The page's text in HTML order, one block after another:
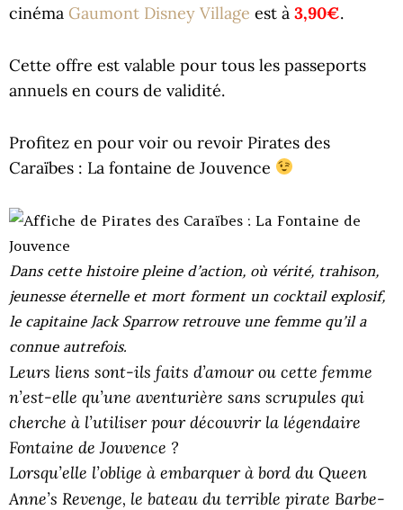
cinéma Gaumont Disney Village est à 3,90€.
Cette offre est valable pour tous les passeports
annuels en cours de validité.
Profitez en pour voir ou revoir Pirates des
Caraïbes : La fontaine de Jouvence
Dans cette histoire pleine d’action, où vérité, trahison,
jeunesse éternelle et mort forment un cocktail explosif,
le capitaine Jack Sparrow retrouve une femme qu’il a
connue autrefois.
Leurs liens sont-ils faits d’amour ou cette femme
n’est-elle qu’une aventurière sans scrupules qui
cherche à l’utiliser pour découvrir la légendaire
Fontaine de Jouvence ?
Lorsqu’elle l’oblige à embarquer à bord du Queen
Anne’s Revenge, le bateau du terrible pirate Barbe-